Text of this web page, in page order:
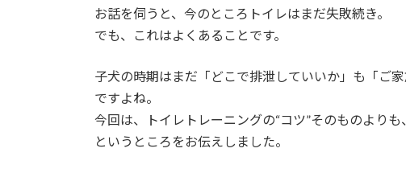
お話を伺うと、今のところトイレはまだ失敗続き。
でも、これはよくあることです。
子犬の時期はまだ「どこで排泄していいか」も「ご
ですよね。
今回は、トイレトレーニングの“コツ”そのものより
というところをお伝えしました。